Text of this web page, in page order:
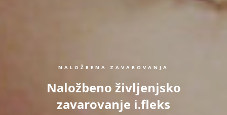
NALOŽBENA ZAVAROVANJA
Naložbeno življenjsko
zavarovanje i.fleks